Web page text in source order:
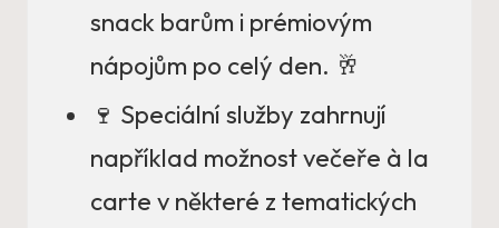
snack barům i prémiovým
nápojům po celý den. 🥂
🍷 Speciální služby zahrnují
například možnost večeře à la
carte v některé z tematických